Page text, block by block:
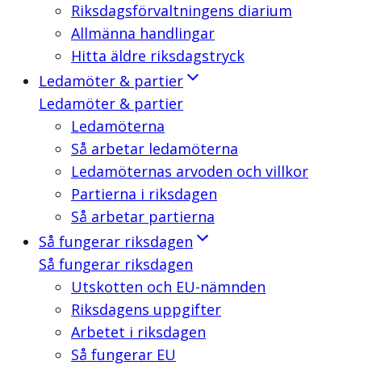
Riksdagsförvaltningens diarium
Allmänna handlingar
Hitta äldre riksdagstryck
Ledamöter & partier
Ledamöter & partier
Ledamöterna
Så arbetar ledamöterna
Ledamöternas arvoden och villkor
Partierna i riksdagen
Så arbetar partierna
Så fungerar riksdagen
Så fungerar riksdagen
Utskotten och EU-nämnden
Riksdagens uppgifter
Arbetet i riksdagen
Så fungerar EU